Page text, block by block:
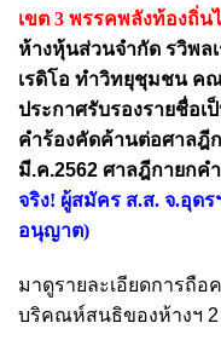
เขต 3 พรรคพลังท้องถิ่น
ห้างหุ้นส่วนจำกัด รวิพล
เรดิโอ ทำวิทยุชุมชน ค
ประกาศรับรองรายชื่อเ
คำร้องคัดค้านต่อศาลฎี
มี.ค.2562 ศาลฎีกายกค
จริง! ผู้สมัคร ส.ส. จ.อุด
อนุญาต)
มาดูรายละเอียดการถือ
บริคณห์สนธิของห้างฯ